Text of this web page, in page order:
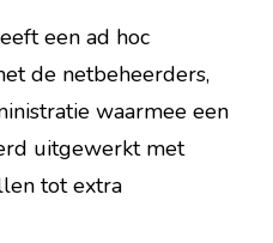
een ad hoc
de netbeheerders,
waarmee een
uitgewerkt met
tot extra